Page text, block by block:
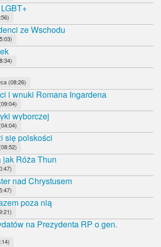
ze Wschodu
(08:26)
i wnuki Romana Ingardena
wyborczej
się polskości
Róża Thun
nad Chrystusem
poza nią
na Prezydenta RP o gen.